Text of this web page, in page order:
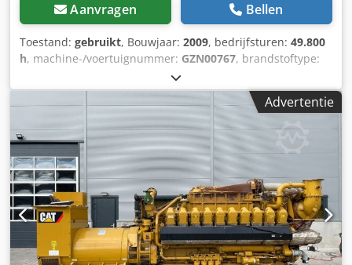
Aanvragen Bellen
Toestand: gebruikt, Bouwjaar: 2009, bedrijfsturen: 49.800
h, machine-/voertuignummer: GZN00767, brandstoftype:
Caterpillar G3520C
Toepassingsgebied: bouw Leeggewicht: 17.500 kg
Generatorvermogen: 2.150 kVA Afmetingen laadruimte: 7 x
2 x 27 cm Neem contact op met Team DPX voor meer
informatie. Dsdpfx Abozpdn Uomeck = Extra opties en
accessoires = - Bedieningspaneel
Advertentie